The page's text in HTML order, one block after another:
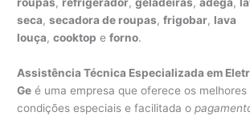
roupas, refrigerador,geladeiras,adega,
seca,secadora de roupas,frigobar, lava
louça,cooktop eforno.
Assistência Técnica Especializada em
Ge é uma empresa que oferece os
condições especiais e facilitada o